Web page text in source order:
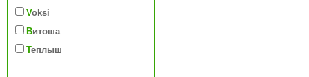
Voksi
Витоша
Теплыш